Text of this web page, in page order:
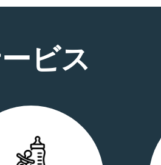
ビス